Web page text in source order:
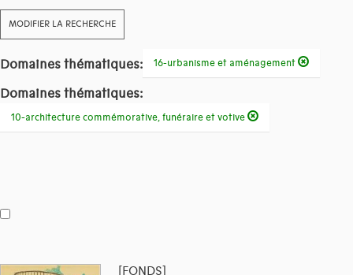
MODIFIER LA RECHERCHE
Domaines thématiques: 16-urbanisme et aménagement
Domaines thématiques:
10-architecture commémorative, funéraire et votive
[FONDS]